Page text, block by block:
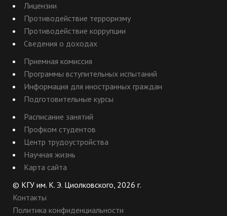
Лицензии
Противодействие терроризму
Противодействие коррупции
Сведения о доходах
Приемная комиссия
Программы вступительных испытаний
Информация для иностранных граждан
Подготовительные курсы
Расписание занятий
Профком студентов
Центр трудоустройства
Научная жизнь
Карта сайта
© КГУ им. К. Э. Циолковского, 2026 г.
Контакты
Политика конфиденциальности